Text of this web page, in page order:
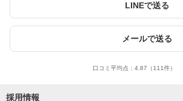
LINEで送る
メールで送る
口コミ平均点： 4.87 （111件）
採用情報